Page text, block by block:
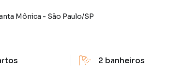
Mônica - São Paulo/SP
2 banheiros